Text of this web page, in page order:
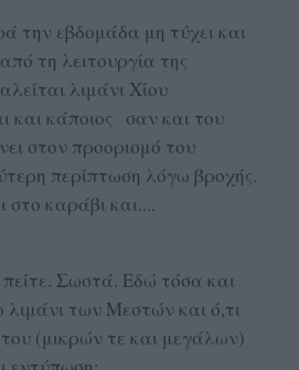
την εβδομάδα μη τύχει και
τη λειτουργία της
λιμάνι Χίου
και κάποιος σαν και του
στον προορισμό του
περίπτωση λόγω βροχής.
στο καράβι και....
Σωστά. Εδώ τόσα και
των Μεστών και ό,τι
(μικρών τε και μεγάλων)